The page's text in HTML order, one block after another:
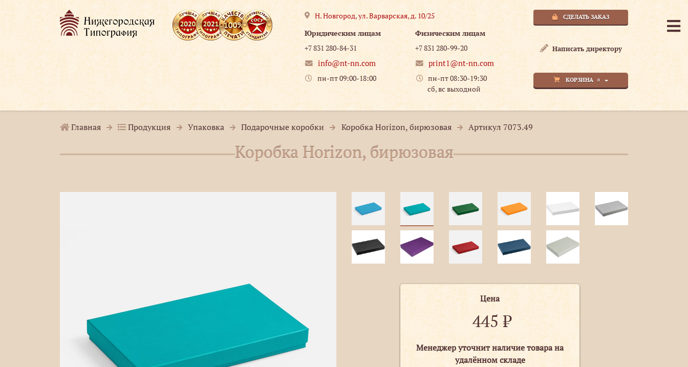
Н. Новгород,ул. Варварская, д. 10/25
Юридическим лицам
+7 831 280-84-31
info@nt-nn.com
пн-пт 09:00-18:00
Физическим лицам
+7 831 280-99-20
print1@nt-nn.com
пн-пт 08:30-19:30
сб, вс выходной
СДЕЛАТЬ ЗАКАЗ
Написать директору
КОРЗИНА 0
Главная Продукция Упаковка Подарочные коробки Коробка Horizon, бирюзовая Артикул 7073.49
Коробка Horizon, бирюзовая
Цена
445₽
Менеджер уточнит наличие товара на
удалённом складе